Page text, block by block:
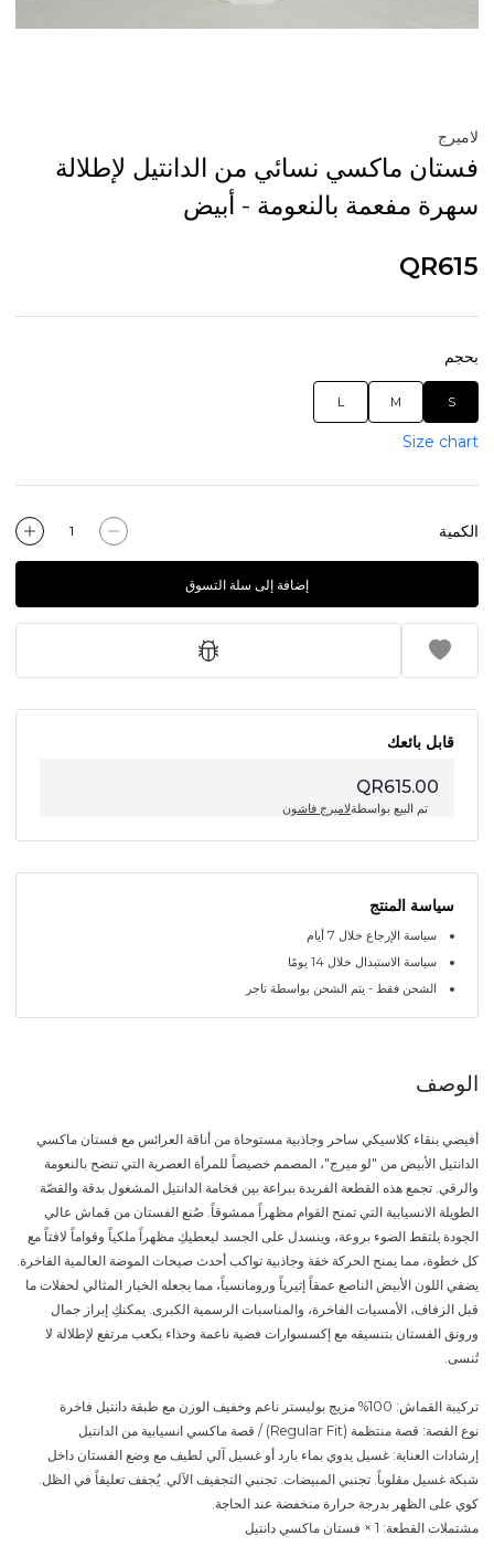
لاميرج
فستان ماكسي نسائي من الدانتيل لإطلالة
سهرة مفعمة بالنعومة - أبيض
QR615
بحجم
S
M
L
Size chart
الكمية
إضافة إلى سلة التسوق
قابل بائعك
QR615.00
تم البيع بواسطةلاميرج فاشون
سياسة المنتج
سياسة الإرجاع خلال 7 أيام
سياسة الاستبدال خلال 14 يومًا
الشحن فقط - يتم الشحن بواسطة تاجر
الوصف
أفيضي بنقاء كلاسيكي ساحر وجاذبية مستوحاة من أناقة العرائس مع فستان ماكسي
الدانتيل الأبيض من "لو ميرج"، المصمم خصيصاً للمرأة العصرية التي تنضح بالنعومة
والرقي. تجمع هذه القطعة الفريدة ببراعة بين فخامة الدانتيل المشغول بدقة والقصّة
الطويلة الانسيابية التي تمنح القوام مظهراً ممشوقاً. صُنع الفستان من قماش عالي
الجودة يلتقط الضوء بروعة، وينسدل على الجسد ليعطيكِ مظهراً ملكياً وقواماً لافتاً مع
كل خطوة، مما يمنح الحركة خفة وجاذبية تواكب أحدث صيحات الموضة العالمية الفاخرة.
يضفي اللون الأبيض الناصع عمقاً إثيرياً ورومانسياً، مما يجعله الخيار المثالي لحفلات ما
قبل الزفاف، الأمسيات الفاخرة، والمناسبات الرسمية الكبرى. يمكنكِ إبراز جمال
ورونق الفستان بتنسيقه مع إكسسوارات فضية ناعمة وحذاء بكعب مرتفع لإطلالة لا
تُنسى.
تركيبة القماش: 100% مزيج بوليستر ناعم وخفيف الوزن مع طبقة دانتيل فاخرة
نوع القصة: قصة منتظمة (Regular Fit) / قصة ماكسي انسيابية من الدانتيل
إرشادات العناية: غسيل يدوي بماء بارد أو غسيل آلي لطيف مع وضع الفستان داخل
شبكة غسيل مقلوباً. تجنبي المبيضات. تجنبي التجفيف الآلي. يُجفف تعليقاً في الظل.
كوي على الظهر بدرجة حرارة منخفضة عند الحاجة.
مشتملات القطعة: 1 × فستان ماكسي دانتيل